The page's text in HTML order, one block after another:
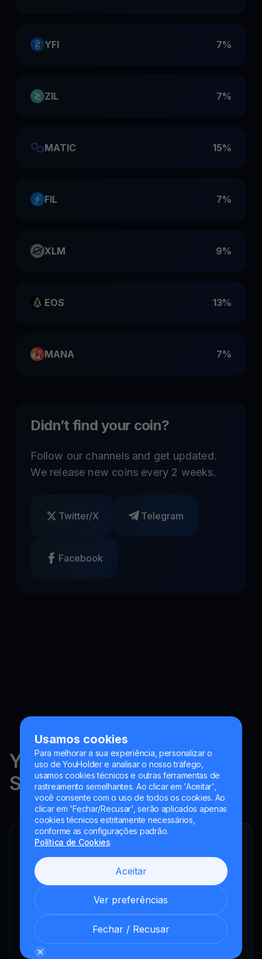
Usamos cookies
Para melhorar a sua experiência, personalizar o
uso de YouHolder e analisar o nosso tráfego,
usamos cookies técnicos e outras ferramentas de
rastreamento semelhantes. Ao clicar em 'Aceitar',
você consente com o uso de todos os cookies. Ao
clicar em 'Fechar/Recusar', serão aplicados apenas
cookies técnicos estritamente necessários,
conforme as configurações padrão.
Política de Cookies
Aceitar
Ver preferências
Fechar / Recusar
YFI 7%
ZIL 7%
MATIC 15%
FIL 7%
XLM 9%
EOS 13%
MANA 7%
Didn’t find your coin?
Follow our channels and get updated.
We release new coins every 2 weeks.
Twitter/X Telegram
Facebook
YouHodler está regulado na
Suíça, na UE e na Argentina.
YouHodler SA
Intermediário financeiro registrado
YouHodler Italy S.R.L.
Registered as a VASP with the OAM
YouHodler SA
Registrada como VASP no Banco de España
YouHodler SA Sucursal na Argentina.
Registrada como VASP junto à CNV.